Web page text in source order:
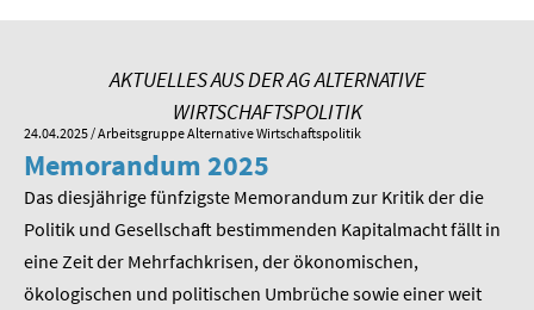
AKTUELLES AUS DER AG ALTERNATIVE
WIRTSCHAFTSPOLITIK
24.04.2025 / Arbeitsgruppe Alternative Wirtschaftspolitik
Memorandum 2025
Das diesjährige fünfzigste Memorandum zur Kritik der die
Politik und Gesellschaft bestimmenden Kapitalmacht fällt in
eine Zeit der Mehrfachkrisen, der ökonomischen,
ökologischen und politischen Umbrüche sowie einer weit